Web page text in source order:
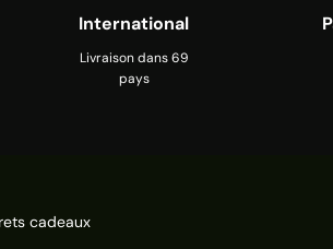
International
Livraison dans 69
pays
cadeaux